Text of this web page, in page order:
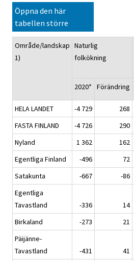
Öppna den här
tabellen större
Område/landskap
1)
Naturlig
folkökning
2020* Förändring
HELA LANDET -4 729 268
FASTA FINLAND
-4 726 290
Nyland
1 362 162
Egentliga Finland
-496 72
Satakunta
-667 -86
Egentliga
Tavastland
-336 14
Birkaland
-273 21
Päijänne-
Tavastland
-431 41